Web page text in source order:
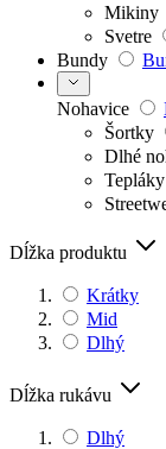
Mikiny
Svetre
Bundy
Nohavice
Šortky
Dlhé
Tepláky
Plavky
Dĺžka produktu
Krátky
Mid
Dlhý
Dĺžka rukávu
Dlhý